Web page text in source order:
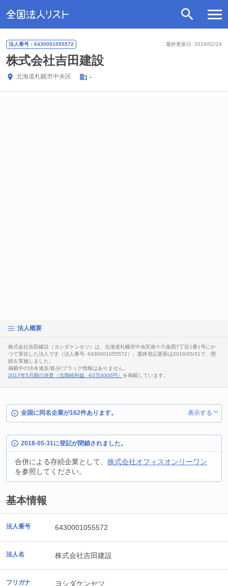
最終更新日: 2019/02/24
法人番号：6430001055572
株式会社吉田建設
北海道札幌市中央区 -
法人概要
株式会社吉田建設（ヨシダケンセツ）は、北海道札幌市中央区南十六条西7丁目1番1号にか
つて実在した法人です（法人番号: 6430001055572）。最終登記更新は2018/05/31で、閉
鎖を実施しました。
掲載中の法令違反/処分/ブラック情報はありません。
2017年5月期の決算（当期純利益: -63万4000円） を掲載しています。
全国に同名企業が162件あります。 表示する
2018-05-31に登記が閉鎖されました。
合併による存続企業として、 株式会社オフィスオンリーワン
を参照してください。
基本情報
法人番号 6430001055572
法人名 株式会社吉田建設
フリガナ ヨシダケンセツ